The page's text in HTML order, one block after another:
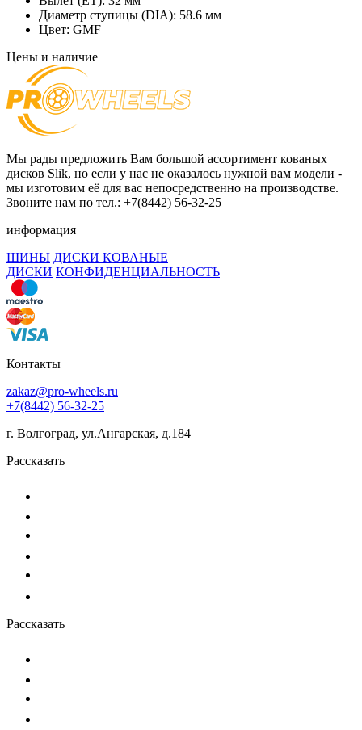
Диаметр ступицы (DIA): 58.6 мм
Цвет: GMF
Цены и наличие
Мы рады предложить Вам большой ассортимент кованых
дисков Slik, но если у нас не оказалось нужной вам модели -
мы изготовим её для вас непосредственно на производстве.
Звоните нам по тел.: +7(8442) 56-32-25
информация
ШИНЫ ДИСКИ КОВАНЫЕ
ДИСКИ КОНФИДЕНЦИАЛЬНОСТЬ
Контакты
zakaz@pro-wheels.ru
+7(8442) 56-32-25
г. Волгоград, ул.Ангарская, д.184
Рассказать
Рассказать